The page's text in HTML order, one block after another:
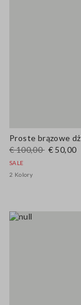
€ 100,00 € 50,00
SALE
2 Kolory